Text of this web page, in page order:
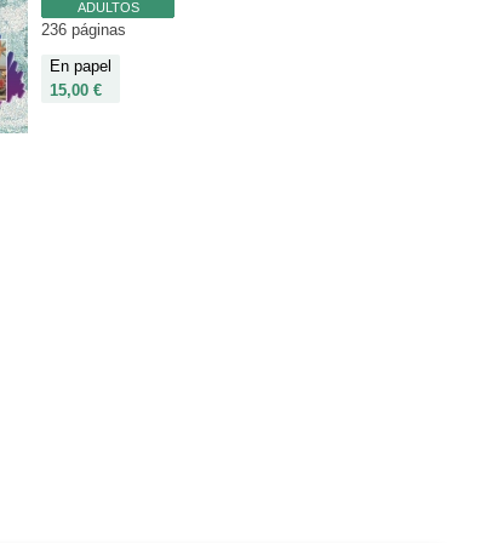
ADULTOS
236 páginas
En papel
15,00 €